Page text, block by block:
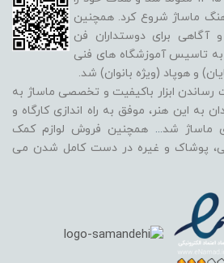
ماساژ شروع کرد. همچنین
برای دوستداران فن
سال 1401 موفق به تاسیس آموزشگاه های فنی
و هوپاد (ویژه بانوان) شد.
ابزار باکیفیت و تخصصی ماساژ به
به این هنر، موفق به راه اندازی کارگاه و
ماساژ شد... همچنین فروش لوازم کمک
پوشاک و غیره در دست کامل شدن می